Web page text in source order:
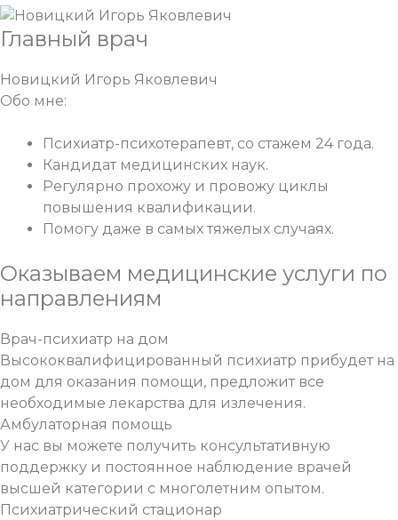
Главный врач
Новицкий Игорь Яковлевич
Обо мне:
Психиатр-психотерапевт, со стажем 24 года.
Кандидат медицинских наук.
Регулярно прохожу и провожу циклы
повышения квалификации.
Помогу даже в самых тяжелых случаях.
Оказываем медицинские услуги по
направлениям
Врач-психиатр на дом
Высококвалифицированный психиатр прибудет на
дом для оказания помощи, предложит все
необходимые лекарства для излечения.
Амбулаторная помощь
У нас вы можете получить консультативную
поддержку и постоянное наблюдение врачей
высшей категории с многолетним опытом.
Психиатрический стационар